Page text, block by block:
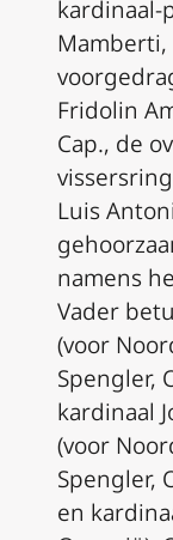
kardinaal-
Fridolin
Cap., de
Luis
namens
Vader
(voor
Spengler,
kardinaal
(voor
Spengler,
en